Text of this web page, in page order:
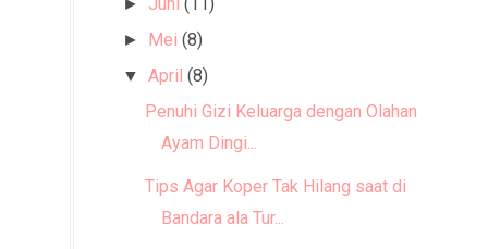
►
► Mei (8)
▼ April (8)
Penuhi Gizi Keluarga dengan Olahan dari
Ayam Dingi...
Tips Agar Koper Tak Hilang saat di
Bandara ala Tur...